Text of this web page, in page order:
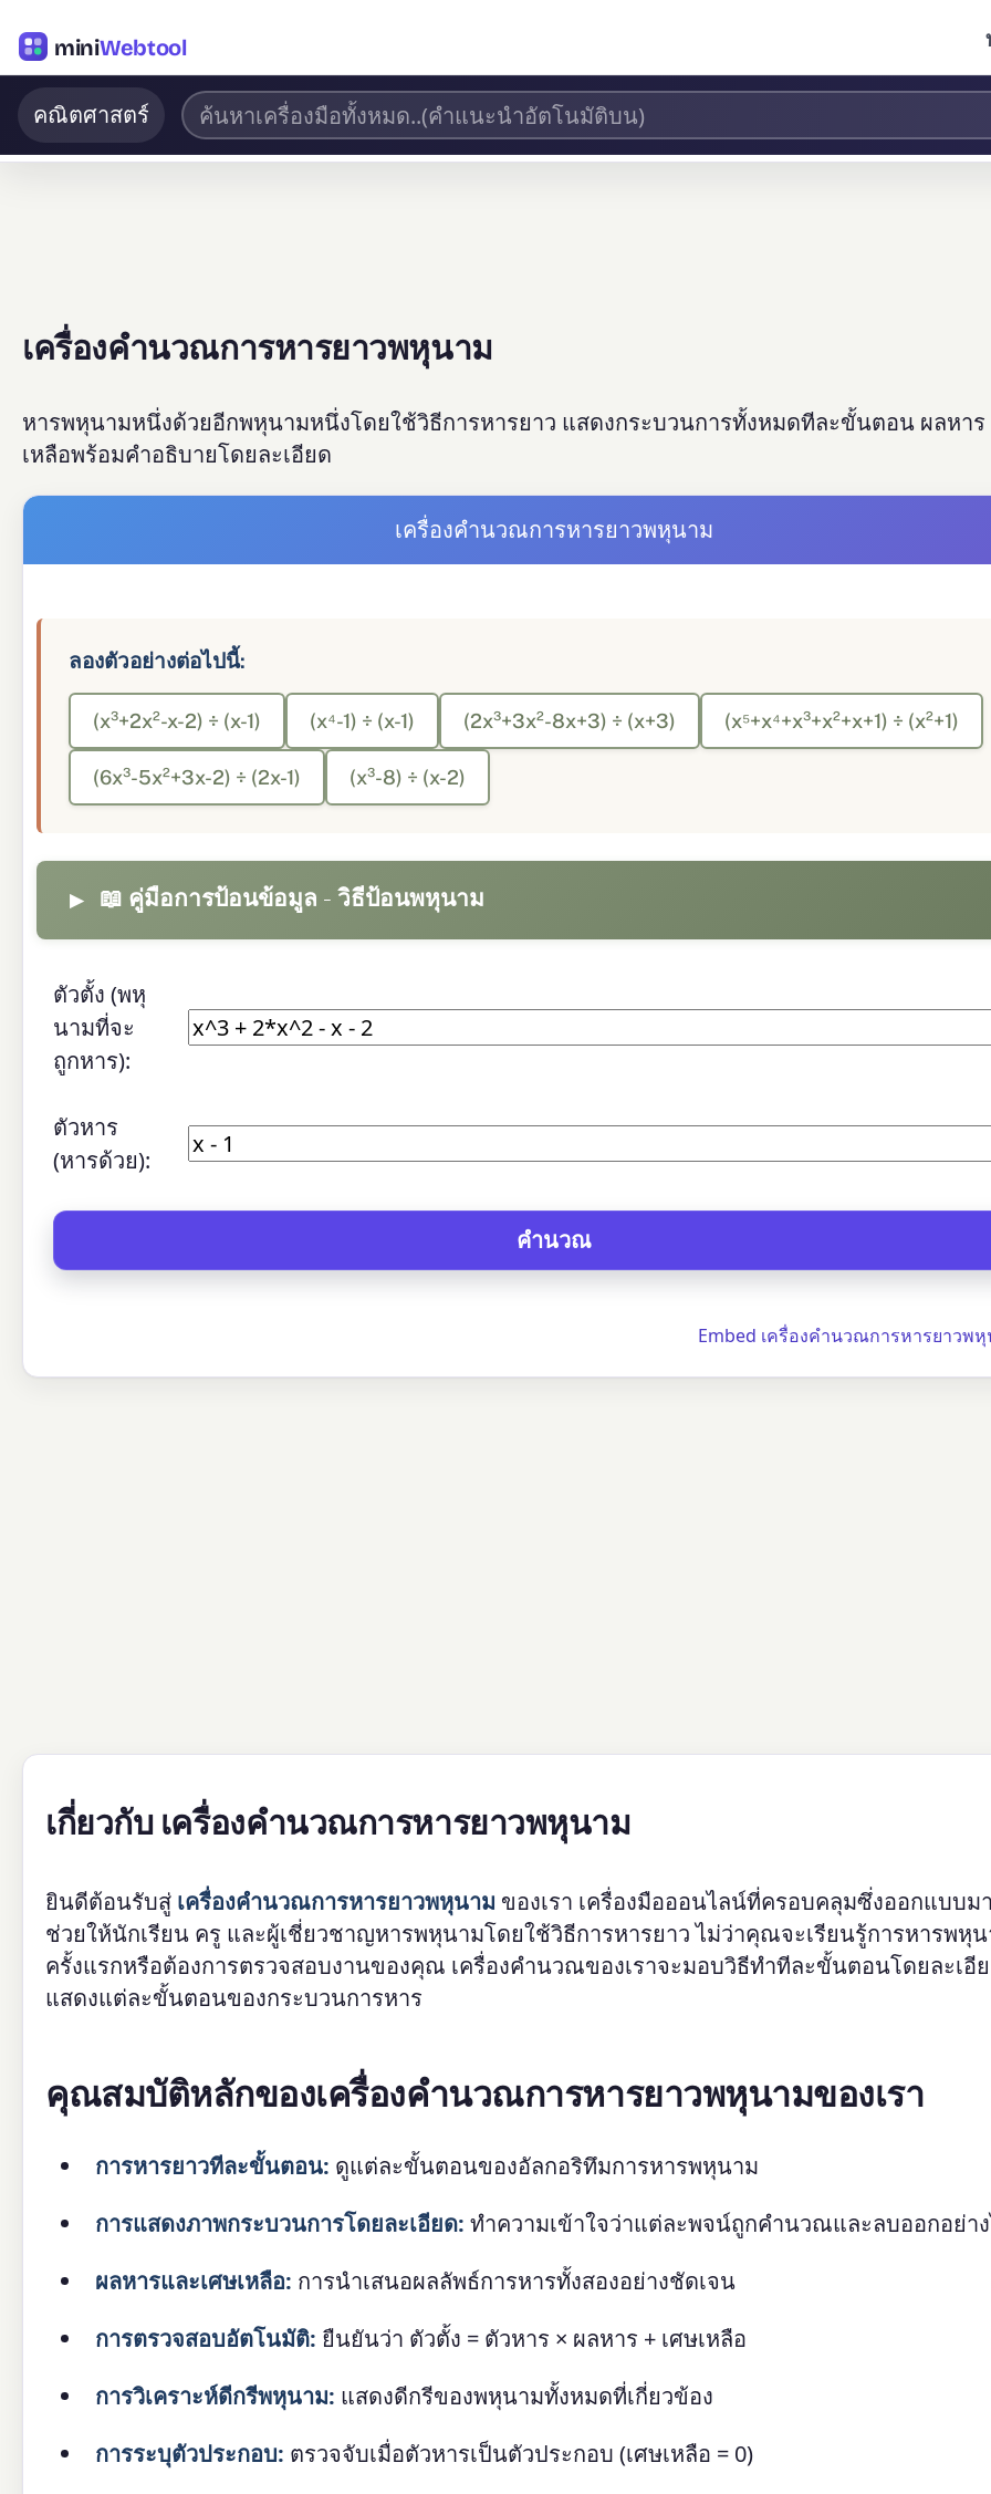
miniWebtool
คณิตศาสตร์
เครื่องคำนวณการหารยาวพหุนาม
หารพหุนามหนึ่งด้วยอีกพหุนามหนึ่งโดยใช้วิธีการหารยาว แสดงกระบวนการทั้งหมดทีละขั้นตอน ผลหาร
เหลือพร้อมคำอธิบายโดยละเอียด
เครื่องคำนวณการหารยาวพหุนาม
ลองตัวอย่างต่อไปนี้:
(x³+2x²-x-2) ÷ (x-1) (x⁴-1) ÷ (x-1) (2x³+3x²-8x+3) ÷ (x+3) (x⁵+x⁴+x³+x²+x+1) ÷ (x²+1)
(6x³-5x²+3x-2) ÷ (2x-1) (x³-8) ÷ (x-2)
📖 คู่มือการป้อนข้อมูล - วิธีป้อนพหุนาม
ตัวตั้ง (พหุ
นามที่จะ
ถูกหาร):
ตัวหาร
(หารด้วย):
Embed เครื่องคำนวณการหารยาวพ
เกี่ยวกับ เครื่องคำนวณการหารยาวพหุนาม
ยินดีต้อนรับสู่ เครื่องคำนวณการหารยาวพหุนาม ของเรา เครื่องมือออนไลน์ที่ครอบคลุมซึ่งออกแบบม
ช่วยให้นักเรียน ครู และผู้เชี่ยวชาญหารพหุนามโดยใช้วิธีการหารยาว ไม่ว่าคุณจะเรียนรู้การหารพหุ
ครั้งแรกหรือต้องการตรวจสอบงานของคุณ เครื่องคำนวณของเราจะมอบวิธีทำทีละขั้นตอนโดยละเอี
แสดงแต่ละขั้นตอนของกระบวนการหาร
คุณสมบัติหลักของเครื่องคำนวณการหารยาวพหุนามของเรา
การหารยาวทีละขั้นตอน: ดูแต่ละขั้นตอนของอัลกอริทึมการหารพหุนาม
การแสดงภาพกระบวนการโดยละเอียด: ทำความเข้าใจว่าแต่ละพจน์ถูกคำนวณและลบออกอย่า
ผลหารและเศษเหลือ: การนำเสนอผลลัพธ์การหารทั้งสองอย่างชัดเจน
การตรวจสอบอัตโนมัติ: ยืนยันว่า ตัวตั้ง = ตัวหาร × ผลหาร + เศษเหลือ
การวิเคราะห์ดีกรีพหุนาม: แสดงดีกรีของพหุนามทั้งหมดที่เกี่ยวข้อง
การระบุตัวประกอบ: ตรวจจับเมื่อตัวหารเป็นตัวประกอบ (เศษเหลือ = 0)